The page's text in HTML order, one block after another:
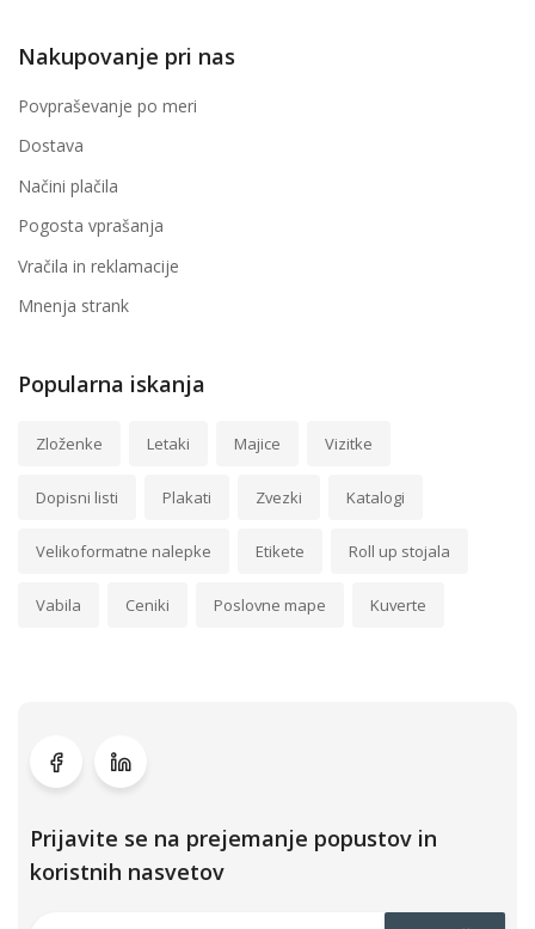
Nakupovanje pri nas
Povpraševanje po meri
Dostava
Načini plačila
Pogosta vprašanja
Vračila in reklamacije
Mnenja strank
Popularna iskanja
Zloženke Letaki Majice Vizitke
Dopisni listi Plakati Zvezki Katalogi
Velikoformatne nalepke Etikete Roll up stojala
Vabila Ceniki Poslovne mape Kuverte
Prijavite se na prejemanje popustov in
koristnih nasvetov